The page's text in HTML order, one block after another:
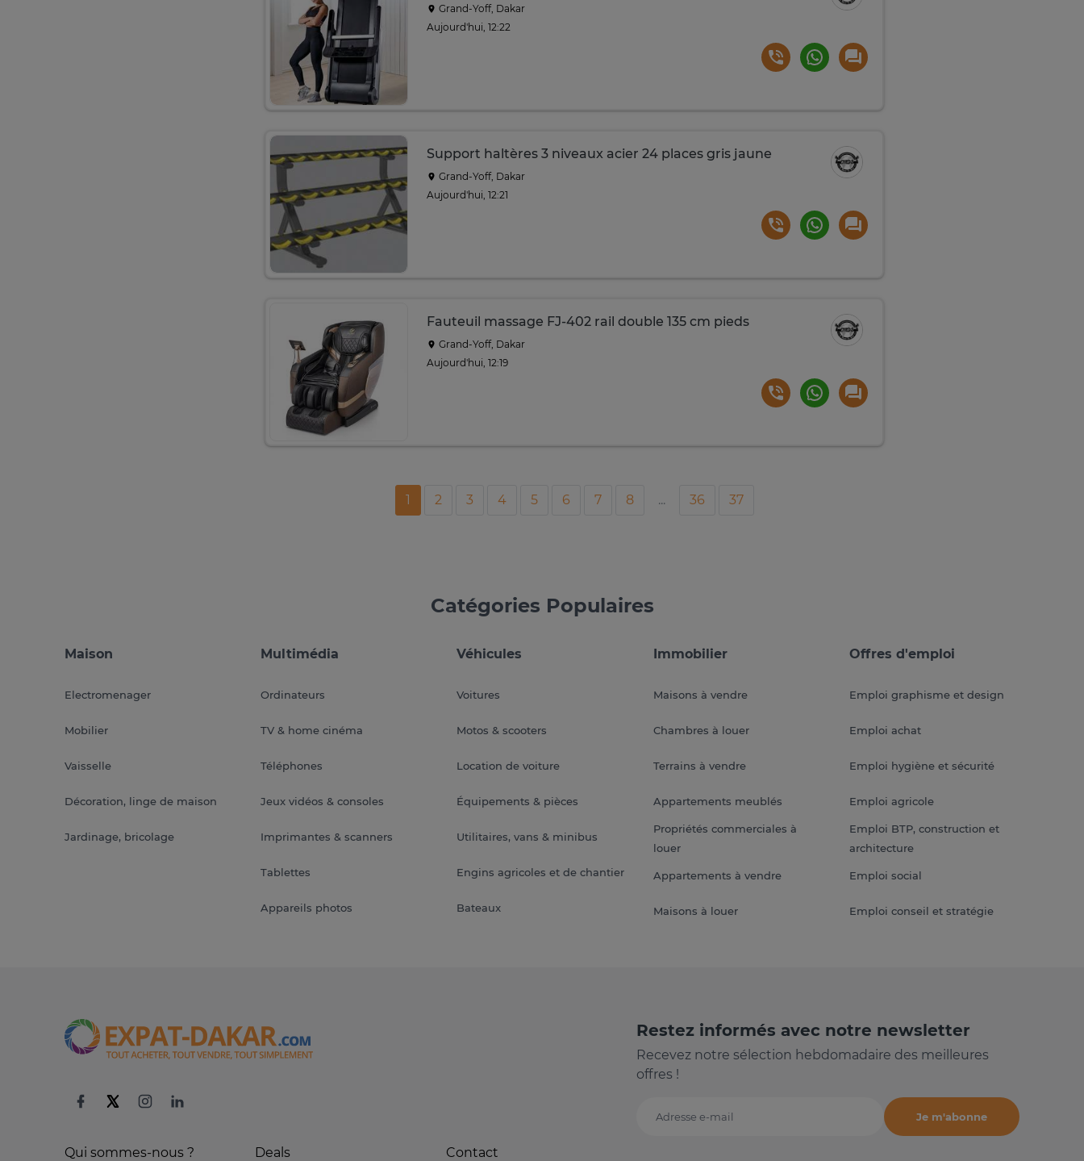
Grand-Yoff, Dakar
Aujourd'hui, 12:22
Support haltères 3 niveaux acier 24 places gris jaune
Grand-Yoff, Dakar
Aujourd'hui, 12:21
Fauteuil massage FJ-402 rail double 135 cm pieds
Grand-Yoff, Dakar
Aujourd'hui, 12:19
1 2 3 4 5 6 7 8 ... 36 37
Catégories Populaires
Maison
Electromenager
Mobilier
Vaisselle
Décoration, linge de maison
Jardinage, bricolage
Multimédia
Ordinateurs
TV & home cinéma
Téléphones
Jeux vidéos & consoles
Imprimantes & scanners
Tablettes
Appareils photos
Véhicules
Voitures
Motos & scooters
Location de voiture
Équipements & pièces
Utilitaires, vans & minibus
Engins agricoles et de chantier
Bateaux
Immobilier
Maisons à vendre
Chambres à louer
Terrains à vendre
Appartements meublés
Propriétés commerciales à
louer
Appartements à vendre
Maisons à louer
Offres d'emploi
Emploi graphisme et design
Emploi achat
Emploi hygiène et sécurité
Emploi agricole
Emploi BTP, construction et
architecture
Emploi social
Emploi conseil et stratégie
Qui sommes-nous ? Deals Contact
Restez informés avec notre newsletter
Recevez notre sélection hebdomadaire des meilleures
offres !
Adresse e-mail
Je m'abonne